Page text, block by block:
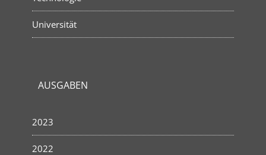
Universität
AUSGABEN
2023
2022